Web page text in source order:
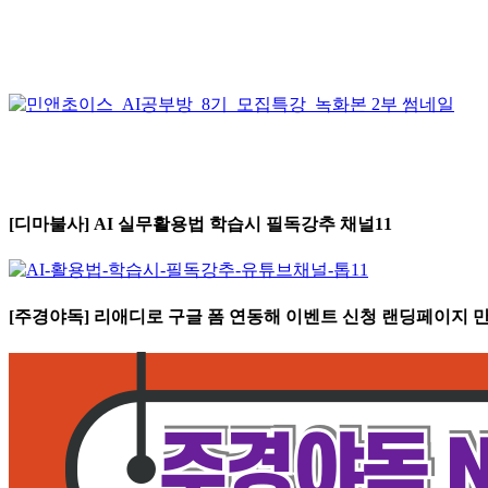
[디마불사] AI 실무활용법 학습시 필독강추 채널11
[주경야독] 리애디로 구글 폼 연동해 이벤트 신청 랜딩페이지